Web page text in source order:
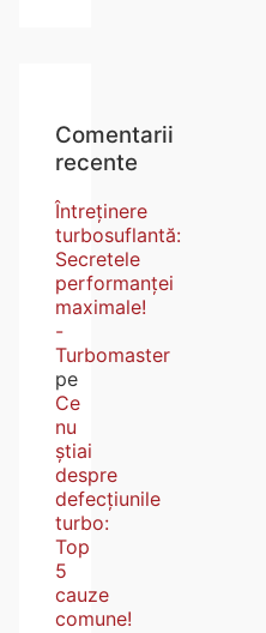
Comentarii
recente
Întreținere
turbosuflantă:
Secretele
performanței
maximale!
-
Turbomaster
pe
Ce
nu
ştiai
despre
defecțiunile
turbo:
Top
5
cauze
comune!